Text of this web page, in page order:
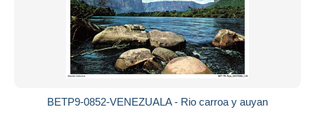
BETP9-0852-VENEZUALA - Rio carroa y auyan